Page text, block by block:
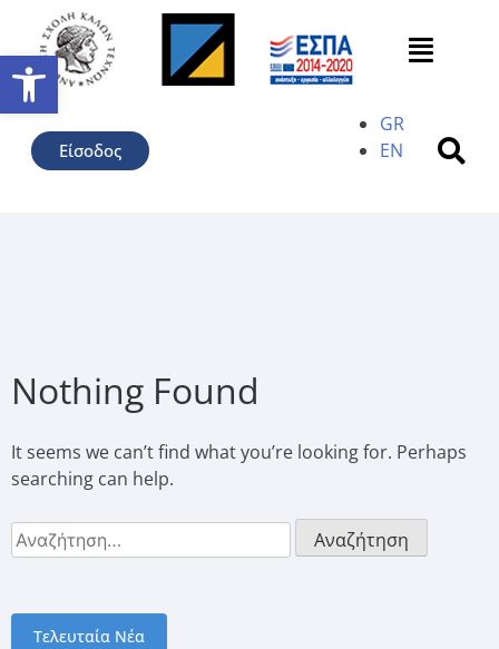
Ανοίξτε τη γραμμή
Είσοδος
GR
EN
Nothing Found
It seems we can’t find what you’re looking for. Perhaps
searching can help.
Τελευταία Νέα